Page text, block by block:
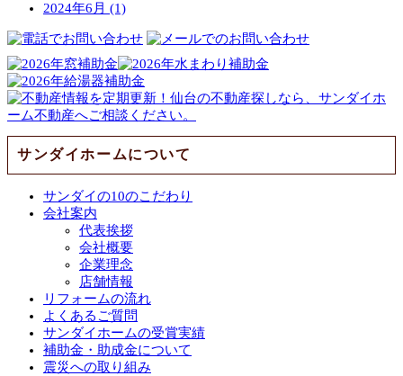
2024年6月 (1)
サンダイホームについて
サンダイの10のこだわり
会社案内
代表挨拶
会社概要
企業理念
店舗情報
リフォームの流れ
よくあるご質問
サンダイホームの受賞実績
補助金・助成金について
震災への取り組み